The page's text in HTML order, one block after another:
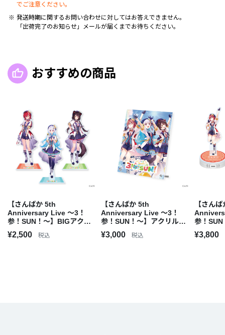
でご注意ください。
発送時期に関するお問い合わせに対してはお答えできません。
「出荷完了のお知らせ」メールが届くまでお待ちください。
おすすめの商品
【さんばか 5th
Anniversary Live ～3！
参！SUN！～】BIGアクリ
ルスタンド
¥2,500 税込
【さんばか 5th
Anniversary Live ～3！
参！SUN！～】アクリルパ
ネル
¥3,000 税込
【さん
参！
リルスタ
¥3,800